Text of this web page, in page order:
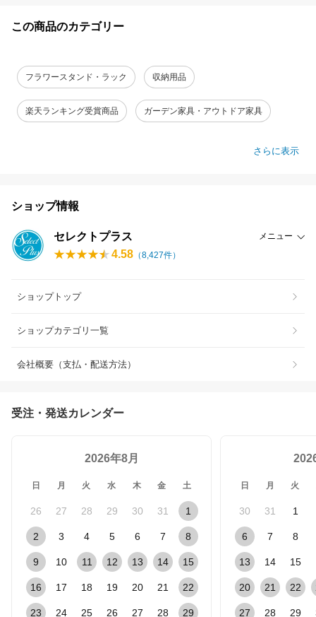
この商品のカテゴリー
フラワースタンド・ラック 収納用品
楽天ランキング受賞商品 ガーデン家具・アウトドア家具
さらに表示
ショップ情報
セレクトプラス メニュー
4.58 （8,427件）
ショップトップ
ショップカテゴリ一覧
会社概要（支払・配送方法）
受注・発送カレンダー
2026年8月
日 月 火 水 木 金 土
26 27 28 29 30 31 1
2 3 4 5 6 7 8
9 10 11 12 13 14 15
16 17 18 19 20 21 22
23 24 25 26 27 28 29
日 月 火
30 31 1
6 7 8
13 14 15
20 21 22
27 28 29